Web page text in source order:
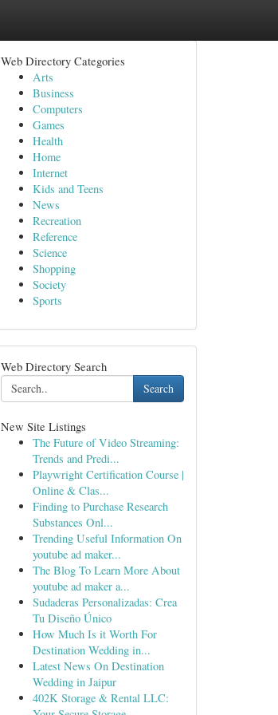
Web Directory Categories
Arts
Business
Computers
Games
Health
Home
Internet
Kids and Teens
News
Recreation
Reference
Science
Shopping
Society
Sports
Web Directory Search
Search
New Site Listings
The Future of Video Streaming:
Trends and Predi...
Playwright Certification Course |
Online & Clas...
Finding to Purchase Research
Substances Onl...
Trending Useful Information On
youtube ad maker...
The Blog To Learn More About
youtube ad maker a...
Sudaderas Personalizadas: Crea
Tu Diseño Único
How Much Is it Worth For
Destination Wedding in...
Latest News On Destination
Wedding in Jaipur
402K Storage & Rental LLC: